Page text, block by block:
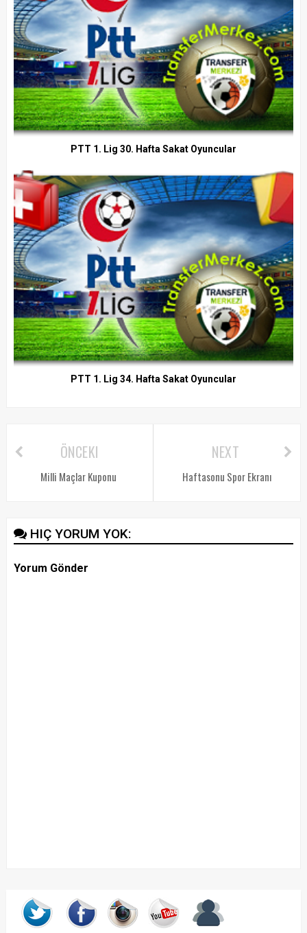
PTT 1. Lig 30. Hafta Sakat Oyuncular
PTT 1. Lig 34. Hafta Sakat Oyuncular
NEXT
Haftasonu Spor Ekranı
ÖNCEKI
Milli Maçlar Kuponu
HIÇ YORUM YOK:
Yorum Gönder